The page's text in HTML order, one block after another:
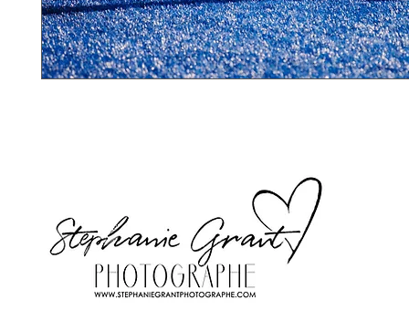
Stephanie Grant ^